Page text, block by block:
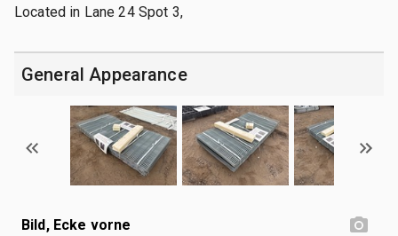
Located in Lane 24 Spot 3,
General Appearance
Bild, Ecke vorne